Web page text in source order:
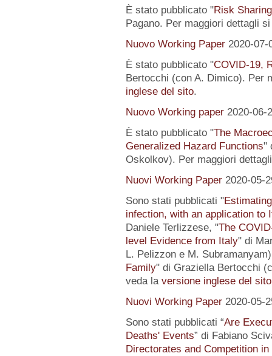
È stato pubblicato "Risk
Pagano. Per maggiori dettagli
Nuovo Working Paper 2020-07-
È stato pubblicato "COVID-19,
Bertocchi (con A. Dimico). Per
inglese del sito.
Nuovo Working paper 2020-06-
È stato pubblicato "The
Generalized Hazard Functions"
Oskolkov). Per maggiori
Nuovi Working Paper 2020-05-
Sono stati pubblicati "
infection, with an application to
Daniele Terlizzese, "The
level Evidence from Italy" di
L. Pelizzon e M.
Family" di Graziella Bertocchi
veda la versione inglese del sito
Nuovi Working Paper 2020-05-
Sono stati pubblicati “Are
Deaths' Events” di Fabiano
Directorates and Competition in